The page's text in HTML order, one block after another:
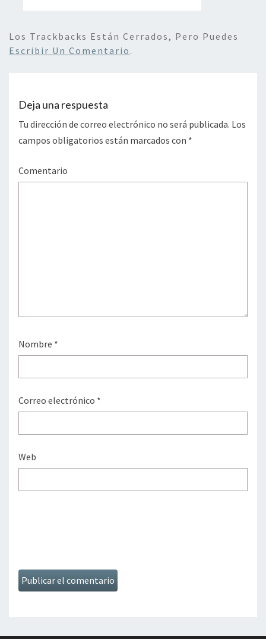
Los Trackbacks Están Cerrados, Pero Puedes
Escribir Un Comentario .
Deja una respuesta
Tu dirección de correo electrónico no será publicada. Los
campos obligatorios están marcados con *
Comentario
Nombre *
Correo electrónico *
Web